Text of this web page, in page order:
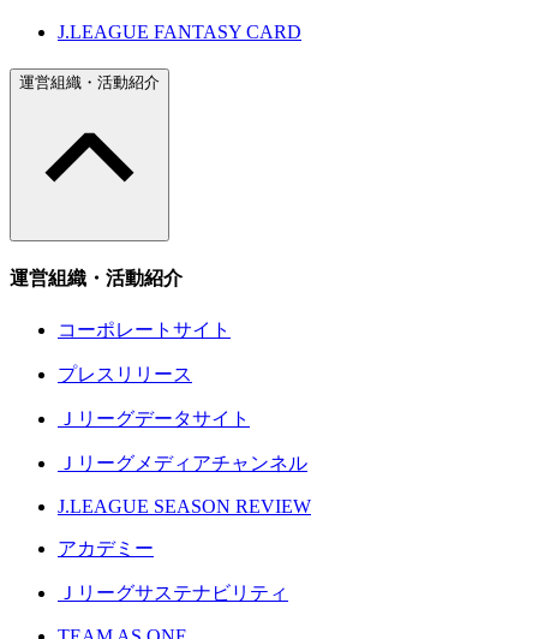
J.LEAGUE FANTASY CARD
運営組織・活動紹介
運営組織・活動紹介
コーポレートサイト
プレスリリース
Ｊリーグデータサイト
Ｊリーグメディアチャンネル
J.LEAGUE SEASON REVIEW
アカデミー
Ｊリーグサステナビリティ